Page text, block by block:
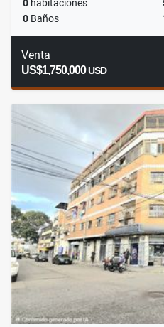
0 habitaciones
0 Baños
Venta
US$1,750,000USD